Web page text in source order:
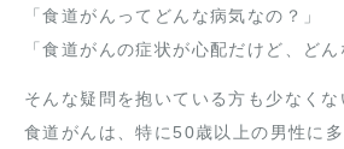
「食道がんってどんな病気なの？」
「食道がんの症状が心配だけど、どん
そんな疑問を抱いている方も少なくな
食道がんは、特に50歳以上の男性に